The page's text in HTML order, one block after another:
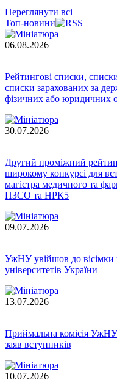
Переглянути всі
Топ-новини
06.08.2026
Рейтингові списки,
списки зарахованих за
фізичних або юридичних
30.07.2026
Другий проміжний
широкому конкурсі для
магістра медичного та
ПЗСО та НРК5
09.07.2026
УжНУ увійшов до
університетів України
13.07.2026
Приймальна комісія
заяв вступників
10.07.2026